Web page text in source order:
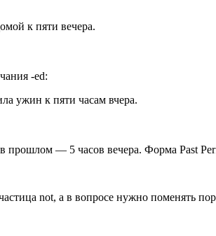
к пяти вечера.
-ed:
ужин к пяти часам вчера.
— 5 часов вечера. Форма Past
not, а в вопросе нужно поменять